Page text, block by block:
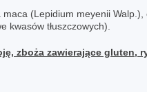
maca (Lepidium meyenii
kwasów tłuszczowych).
zboża zawierające gluten,